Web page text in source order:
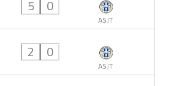
5 0
ASJT
2 0
ASJT